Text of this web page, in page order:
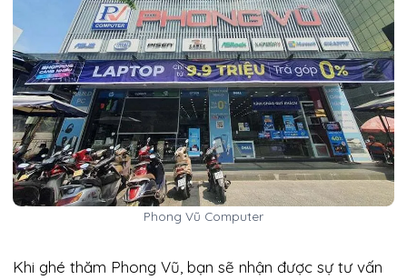
Phong Vũ Computer
Khi ghé thăm Phong Vũ, bạn sẽ nhận được sự tư vấn